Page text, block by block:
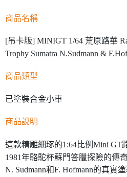
商品名稱
[吊卡版] MINIGT 1/64 荒原路華
Trophy Sumatra N.Sudmann &
商品類型
已塗裝合金小車
商品說明
這款精雕細琢的1:64比例Mini GT
1981年駱駝杯蘇門答臘探險的傳
N. Sudmann和F. Hofmann的真實